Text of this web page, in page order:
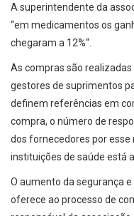
A superintendente da
“em medicamentos os
chegaram a 12%“.
As compras são
gestores de suprimentos
definem referências em
compra, o número de
dos fornecedores por esse
instituições de saúde está
O aumento da segurança
oferece ao processo de